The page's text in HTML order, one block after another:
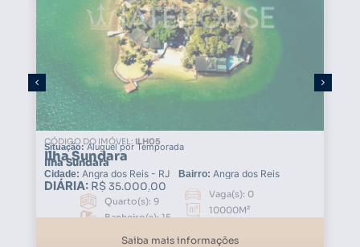
CÓDIGO DO IMÓVEL: ILH05
Situação:Aluguel por Temporada
Ilha Sundara
Ilha Sundara
Cidade: Angra dos Reis - RJ Bairro: Angra dos Reis
35.000,00
Quarto(s): 9
Banheiro(s): 15
Vaga(s): 0
10000M²
Saiba mais informações